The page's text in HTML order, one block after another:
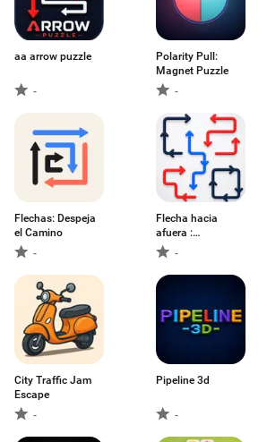
aa arrow puzzle
-
Polarity Pull:
Magnet Puzzle
-
Flechas: Despeja
el Camino
-
Flecha hacia
afuera :
Rompecab
-
City Traffic Jam
Escape
-
Pipeline 3d
-